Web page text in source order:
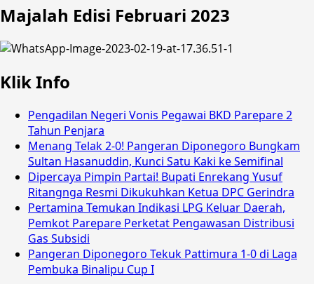
Majalah Edisi Februari 2023
Klik Info
Pengadilan Negeri Vonis Pegawai BKD Parepare 2
Tahun Penjara
Menang Telak 2-0! Pangeran Diponegoro Bungkam
Sultan Hasanuddin, Kunci Satu Kaki ke Semifinal
Dipercaya Pimpin Partai! Bupati Enrekang Yusuf
Ritangnga Resmi Dikukuhkan Ketua DPC Gerindra
Pertamina Temukan Indikasi LPG Keluar Daerah,
Pemkot Parepare Perketat Pengawasan Distribusi
Gas Subsidi
Pangeran Diponegoro Tekuk Pattimura 1-0 di Laga
Pembuka Binalipu Cup I